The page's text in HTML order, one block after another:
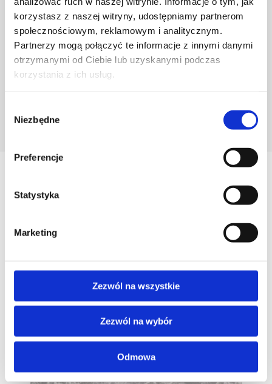
korzystasz z naszej witryny, udostępniamy partnerom
społecznościowym, reklamowym i analitycznym.
Partnerzy mogą połączyć te informacje z innymi danymi
otrzymanymi od Ciebie lub uzyskanymi podczas
korzystania z ich usług.
zgody
Niezbędne
Preferencje
Statystyka
Marketing
Zezwól na wszystkie
Zezwól na wybór
Odmowa
POZNAJ PROJEKTANTA
Podobne produkty